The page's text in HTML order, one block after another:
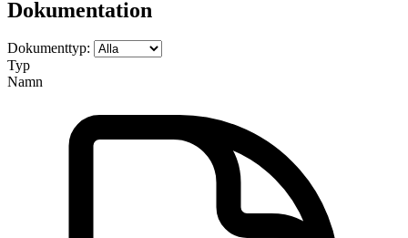
Dokumentation
Dokumenttyp:
Typ
Namn